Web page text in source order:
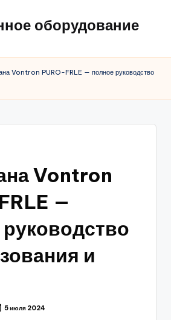
оборудование
Vontron PURO-FRLE — полное руководство
Vontron
—
и
5 июля 2024